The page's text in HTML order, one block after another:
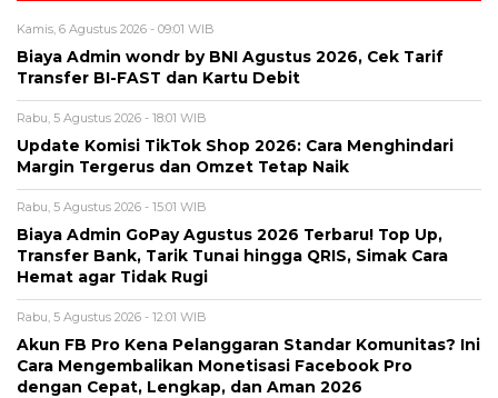
Kamis, 6 Agustus 2026 - 09:01 WIB
Biaya Admin wondr by BNI Agustus 2026, Cek Tarif
Transfer BI-FAST dan Kartu Debit
Rabu, 5 Agustus 2026 - 18:01 WIB
Update Komisi TikTok Shop 2026: Cara Menghindari
Margin Tergerus dan Omzet Tetap Naik
Rabu, 5 Agustus 2026 - 15:01 WIB
Biaya Admin GoPay Agustus 2026 Terbaru! Top Up,
Transfer Bank, Tarik Tunai hingga QRIS, Simak Cara
Hemat agar Tidak Rugi
Rabu, 5 Agustus 2026 - 12:01 WIB
Akun FB Pro Kena Pelanggaran Standar Komunitas? Ini
Cara Mengembalikan Monetisasi Facebook Pro
dengan Cepat, Lengkap, dan Aman 2026